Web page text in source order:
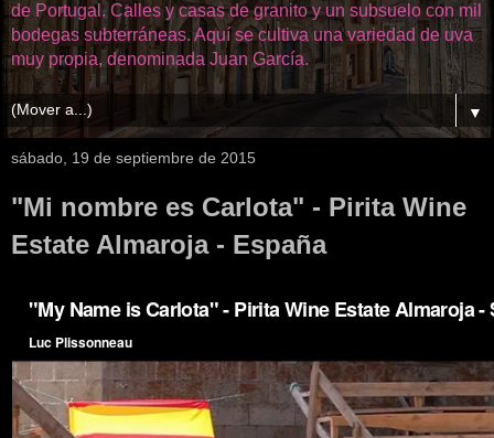
de Portugal. Calles y casas de granito y un subsuelo con mil
bodegas subterráneas. Aquí se cultiva una variedad de uva
muy propia, denominada Juan García.
▼
sábado, 19 de septiembre de 2015
"Mi nombre es Carlota" - Pirita Wine
Estate Almaroja - España